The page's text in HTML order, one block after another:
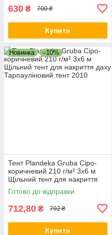
630 ₴ 700 ₴
Купити
Новинка –10%
Тент Plandeka Gruba Сіро-
коричневий 210 г/м² 3х6 м
Щільний тент для накриття
даху Тарпауліновий тент
Готово до відправки
712,80 ₴ 792 ₴
Купити